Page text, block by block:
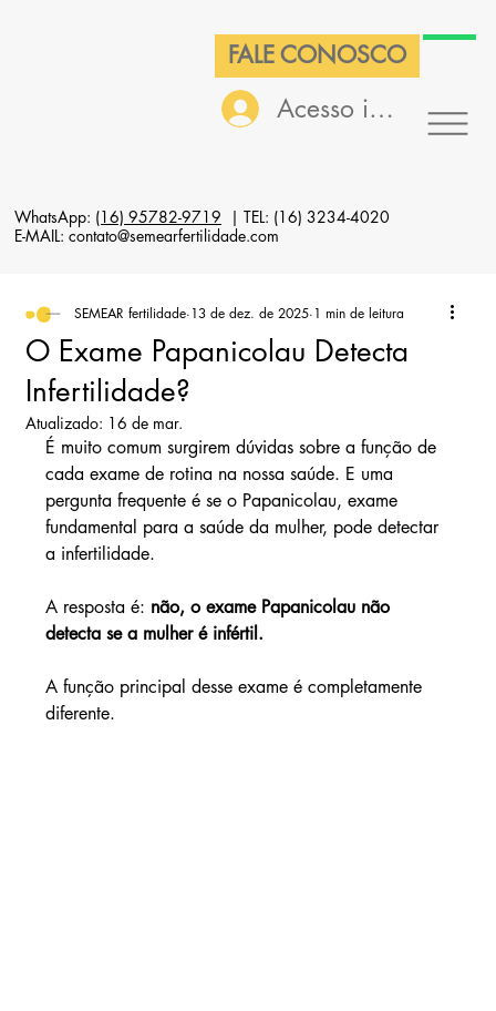
FALE CONOSCO
Acesso interno
WhatsApp: (16) 95782-9719 | TEL: (16) 3234-4020
E-MAIL: contato@semearfertilidade.com
O Exame Papanicolau Detecta
Infertilidade?
SEMEAR fertilidade 13 de dez. de 2025 1 min de leitura
Atualizado: 16 de mar.
É muito comum surgirem dúvidas sobre a função de
cada exame de rotina na nossa saúde. E uma
pergunta frequente é se o Papanicolau, exame
fundamental para a saúde da mulher, pode detectar
a infertilidade.
A resposta é: não, o exame Papanicolau não
detecta se a mulher é infértil.
A função principal desse exame é completamente
diferente.